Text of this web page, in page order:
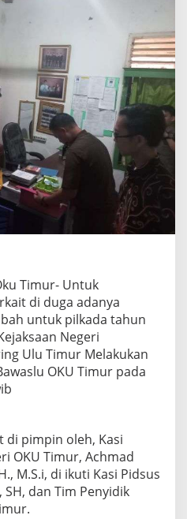
Timur- Untuk
di duga adanya
untuk pilkada tahun
Negeri
Ulu Timur Melakukan
OKU Timur pada
di pimpin oleh, Kasi
OKU Timur, Achmad
M.S.i, di ikuti Kasi Pidsus
dan Tim Penyidik